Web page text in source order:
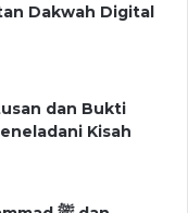
Dakwah Digital
dan Bukti
Kisah